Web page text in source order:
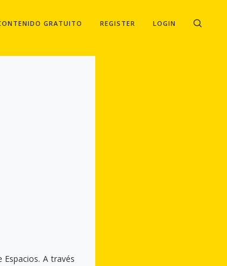
GRATUITO REGISTER LOGIN
A través